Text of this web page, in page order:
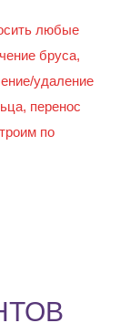
любые
бруса,
удаление
перенос
по